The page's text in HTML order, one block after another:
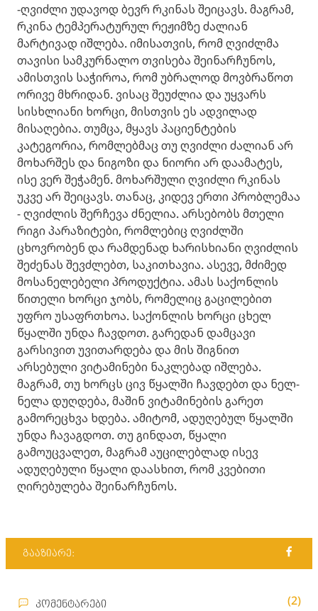
-ღვიძლი უდავოდ ბევრ რკინას შეიცავს. მაგრამ,
რკინა ტემპერატურულ რეჟიმზე ძალიან
მარტივად იშლება. იმისათვის, რომ ღვიძლმა
თავისი სამკურნალო თვისება შეინარჩუნოს,
ამისთვის საჭიროა, რომ უბრალოდ მოვბრაწოთ
ორივე მხრიდან. ვისაც შეუძლია და უყვარს
სისხლიანი ხორცი, მისთვის ეს ადვილად
მისაღებია. თუმცა, მყავს პაციენტების
კატეგორია, რომლებმაც თუ ღვიძლი ძალიან არ
მოხარშეს და ნიგოზი და ნიორი არ დაამატეს,
ისე ვერ შეჭამენ. მოხარშული ღვიძლი რკინას
უკვე არ შეიცავს. თანაც, კიდევ ერთი პრობლემაა
- ღვიძლის შერჩევა ძნელია. არსებობს მთელი
რიგი პარაზიტები, რომლებიც ღვიძლში
ცხოვრობენ და რამდენად ხარისხიანი ღვიძლის
შეძენას შევძლებთ, საკითხავია. ასევე, მძიმედ
მოსანელებელი პროდუქტია. ამას საქონლის
წითელი ხორცი ჯობს, რომელიც გაცილებით
უფრო უსაფრთხოა. საქონლის ხორცი ცხელ
წყალში უნდა ჩავდოთ. გარედან დამცავი
გარსივით უვითარდება და მის შიგნით
არსებული ვიტამინები ნაკლებად იშლება.
მაგრამ, თუ ხორცს ცივ წყალში ჩავდებთ და ნელ-
ნელა დუღდება, მაშინ ვიტამინების გარეთ
გამორეცხვა ხდება. ამიტომ, ადუღებულ წყალში
უნდა ჩავაგდოთ. თუ გინდათ, წყალი
გამოუცვალეთ, მაგრამ აუცილებლად ისევ
ადუღებული წყალი დაასხით, რომ კვებითი
ღირებულება შეინარჩუნოს.
გააზიარე:
კომენტარები (2)